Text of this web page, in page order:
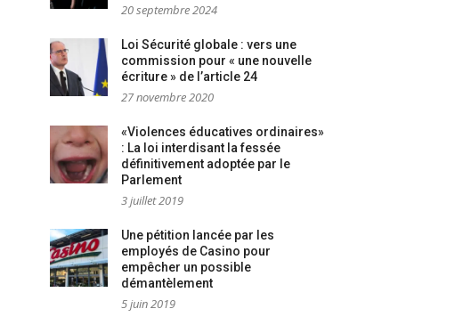
20 septembre 2024
Loi Sécurité globale : vers une
commission pour « une nouvelle
écriture » de l’article 24
27 novembre 2020
«Violences éducatives ordinaires»
: La loi interdisant la fessée
définitivement adoptée par le
Parlement
3 juillet 2019
Une pétition lancée par les
employés de Casino pour
empêcher un possible
démantèlement
5 juin 2019